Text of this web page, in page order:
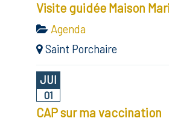
Visite guidée Maison
Agenda
Saint Porchaire
JUI
01
CAP sur ma vaccination